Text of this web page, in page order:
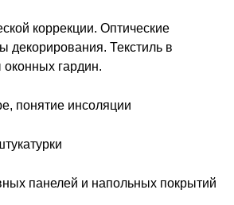
коррекции. Оптические
декорирования. Текстиль в
гардин.
понятие инсоляции
панелей и напольных покрытий